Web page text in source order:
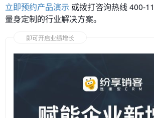
立即预约产品演示 或拨打咨询热线 400-
量身定制的行业解决方案。
即可开启业绩增长